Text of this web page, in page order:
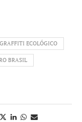
GRAFFITI ECOLÓGICO
BRASIL